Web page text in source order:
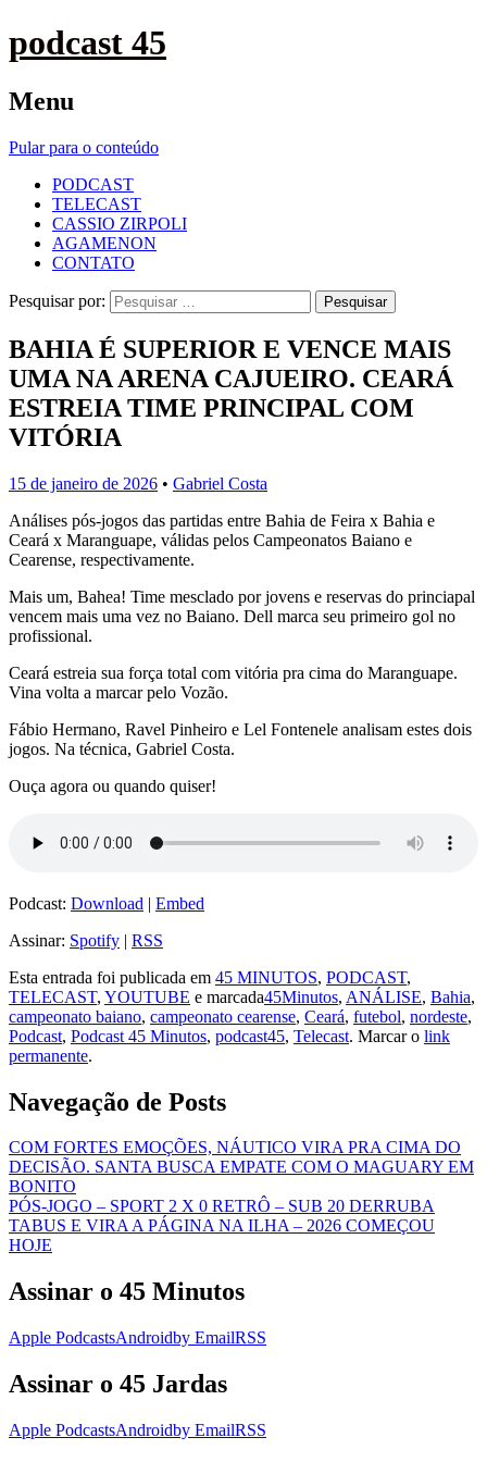
podcast 45
Menu
Pular para o conteúdo
PODCAST
TELECAST
CASSIO ZIRPOLI
AGAMENON
CONTATO
Pesquisar por:
BAHIA É SUPERIOR E VENCE MAIS
UMA NA ARENA CAJUEIRO. CEARÁ
ESTREIA TIME PRINCIPAL COM
VITÓRIA
15 de janeiro de 2026 • Gabriel Costa
Análises pós-jogos das partidas entre Bahia de Feira x Bahia e
Ceará x Maranguape, válidas pelos Campeonatos Baiano e
Cearense, respectivamente.
Mais um, Bahea! Time mesclado por jovens e reservas do princiapal
vencem mais uma vez no Baiano. Dell marca seu primeiro gol no
profissional.
Ceará estreia sua força total com vitória pra cima do Maranguape.
Vina volta a marcar pelo Vozão.
Fábio Hermano, Ravel Pinheiro e Lel Fontenele analisam estes dois
jogos. Na técnica, Gabriel Costa.
Ouça agora ou quando quiser!
Podcast: Download | Embed
Assinar: Spotify | RSS
Esta entrada foi publicada em 45 MINUTOS, PODCAST,
TELECAST, YOUTUBE e marcada45Minutos, ANÁLISE, Bahia,
campeonato baiano, campeonato cearense, Ceará, futebol, nordeste,
Podcast, Podcast 45 Minutos, podcast45, Telecast. Marcar o link
permanente.
Navegação de Posts
COM FORTES EMOÇÕES, NÁUTICO VIRA PRA CIMA DO
DECISÃO. SANTA BUSCA EMPATE COM O MAGUARY EM
BONITO
PÓS-JOGO – SPORT 2 X 0 RETRÔ – SUB 20 DERRUBA
TABUS E VIRA A PÁGINA NA ILHA – 2026 COMEÇOU
HOJE
Assinar o 45 Minutos
Apple PodcastsAndroidby EmailRSS
Assinar o 45 Jardas
Apple PodcastsAndroidby EmailRSS